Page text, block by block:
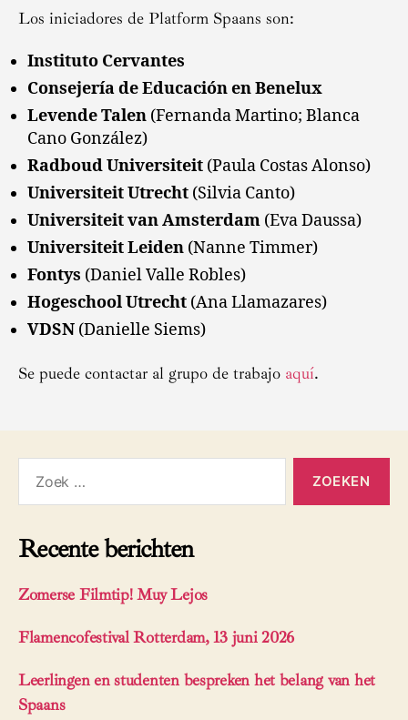
Los iniciadores de Platform Spaans son:
Instituto Cervantes
Consejería de Educación en Benelux
Levende Talen (Fernanda Martino; Blanca
Cano González)
Radboud Universiteit (Paula Costas Alonso)
Universiteit Utrecht (Silvia Canto)
Universiteit van Amsterdam (Eva Daussa)
Universiteit Leiden (Nanne Timmer)
Fontys (Daniel Valle Robles)
Hogeschool Utrecht (Ana Llamazares)
VDSN (Danielle Siems)
Se puede contactar al grupo de trabajo aquí.
naar:
Recente berichten
Zomerse Filmtip! Muy Lejos
Flamencofestival Rotterdam, 13 juni 2026
Leerlingen en studenten bespreken het belang van het
Spaans